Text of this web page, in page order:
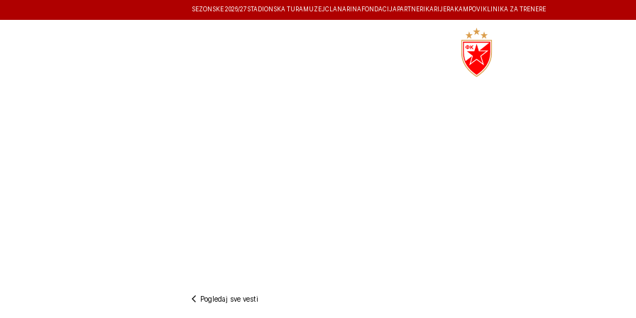
SEZONSKE 2026/27 STADIONSKA TURA MUZEJČLANARINA FONDACIJA PARTNERI KARIJERA KAMPOVI KLINIKA ZA TRENERE
Pogledaj sve vesti